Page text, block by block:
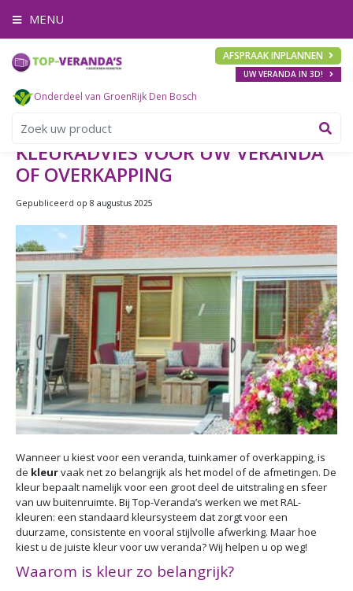
n
AFSPRAAK INPLANNEN
UW VERANDA IN 3D!
Onderdeel van GroenRijk Den Bosch
MENU
KLEURADVIES VOOR UW VERANDA
OF OVERKAPPING
Gepubliceerd op 8 augustus 2025
Wanneer u kiest voor een veranda, tuinkamer of overkapping, is
de kleurvaak net zo belangrijk als het model of de afmetingen. De
kleur bepaalt namelijk voor een groot deel de uitstraling en sfeer
van uw buitenruimte. Bij Top-Veranda’s werken we met RAL-
kleuren: een standaard kleursysteem dat zorgt voor een
duurzame, consistente en vooral stijlvolle afwerking. Maar hoe
kiest u de juiste kleur voor uw veranda? Wij helpen u op weg!
Waarom is kleur zo belangrijk?